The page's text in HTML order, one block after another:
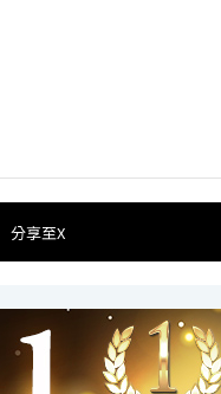
分享至X